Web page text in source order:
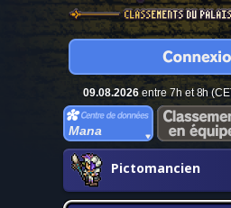
09.08.2026entre 7h et 8h
Mana
Pictomancien